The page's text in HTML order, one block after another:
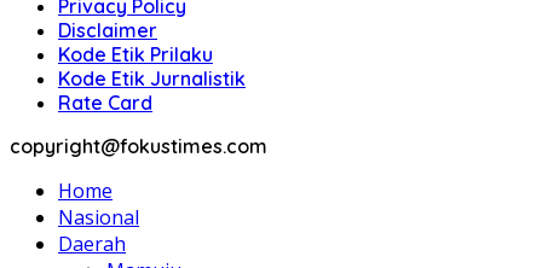
Privacy Policy
Disclaimer
Kode Etik Prilaku
Kode Etik Jurnalistik
Rate Card
copyright@fokustimes.com
Home
Nasional
Daerah